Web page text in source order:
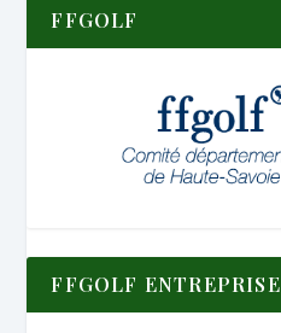
FFGOLF
FFGOLF ENTREPRISE